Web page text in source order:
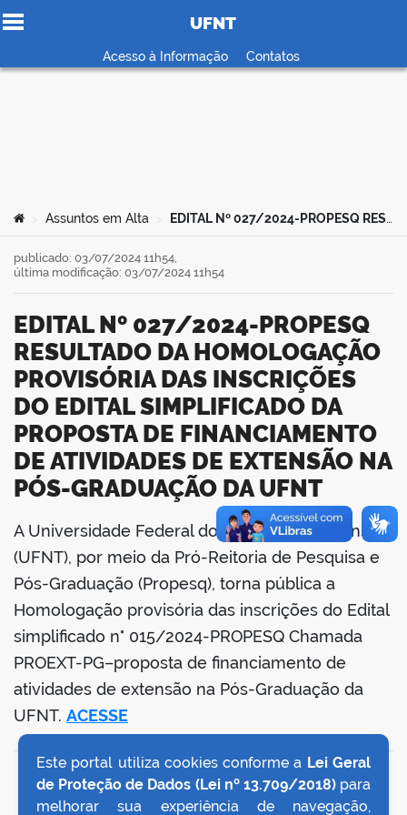
Ir para o conteúdo
UFNT
Acesso à Informação Contatos
Você está aqui:
Assuntos em Alta EDITAL Nº 027/2024-PROPESQ RESULTADO DA HOMOLOGAÇÃO PROVISÓRIA DAS INSCRIÇÕES DO EDITAL SIMPLIFICADO DA PROPOSTA DE FINANCIAMENTO DE ATIVIDADES DE EXTENSÃO NA PÓS-GRADUAÇÃO DA UFNT
EDITAL Nº 027/2024-PROPESQ
RESULTADO DA HOMOLOGAÇÃO
PROVISÓRIA DAS INSCRIÇÕES
DO EDITAL SIMPLIFICADO DA
PROPOSTA DE FINANCIAMENTO
DE ATIVIDADES DE EXTENSÃO NA
PÓS-GRADUAÇÃO DA UFNT
publicado: 03/07/2024 11h54,
última modificação: 03/07/2024 11h54
A Universidade Federal do Norte do Tocantins
(UFNT), por meio da Pró-Reitoria de Pesquisa e
Pós-Graduação (Propesq), torna pública a
Homologação provisória das inscrições do Edital
simplificado n° 015/2024-PROPESQ Chamada
PROEXT-PG–proposta de financiamento de
atividades de extensão na Pós-Graduação da
UFNT. ACESSE
VOLTAR AO TOPO
Este portal utiliza cookies conforme a Lei Geral
de Proteção de Dados (Lei nº 13.709/2018)para
melhorar sua experiência de navegação,